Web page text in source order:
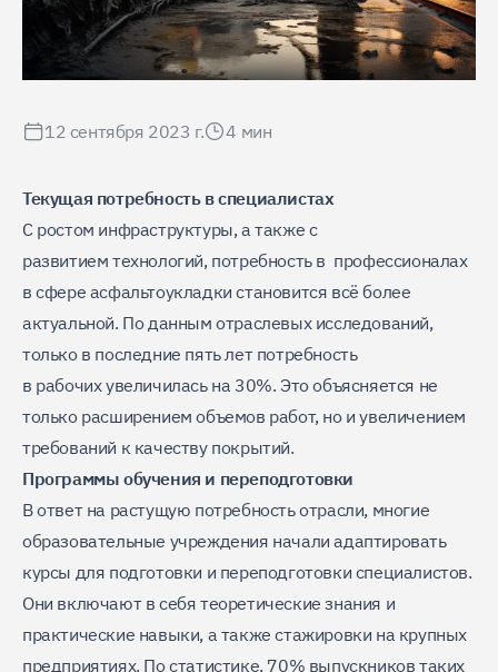
12 сентября 2023 г. 4 мин
Текущая потребность в специалистах
С ростом инфраструктуры, а также с
развитием технологий, потребность в профессионалах
в сфере асфальтоукладки становится всё более
актуальной. По данным отраслевых исследований,
только в последние пять лет потребность
в рабочих увеличилась на 30%. Это объясняется не
только расширением объемов работ, но и увеличением
требований к качеству покрытий.
Программы обучения и переподготовки
В ответ на растущую потребность отрасли, многие
образовательные учреждения начали адаптировать
курсы для подготовки и переподготовки специалистов.
Они включают в себя теоретические знания и
практические навыки, а также стажировки на крупных
предприятиях. По статистике, 70% выпускников таких